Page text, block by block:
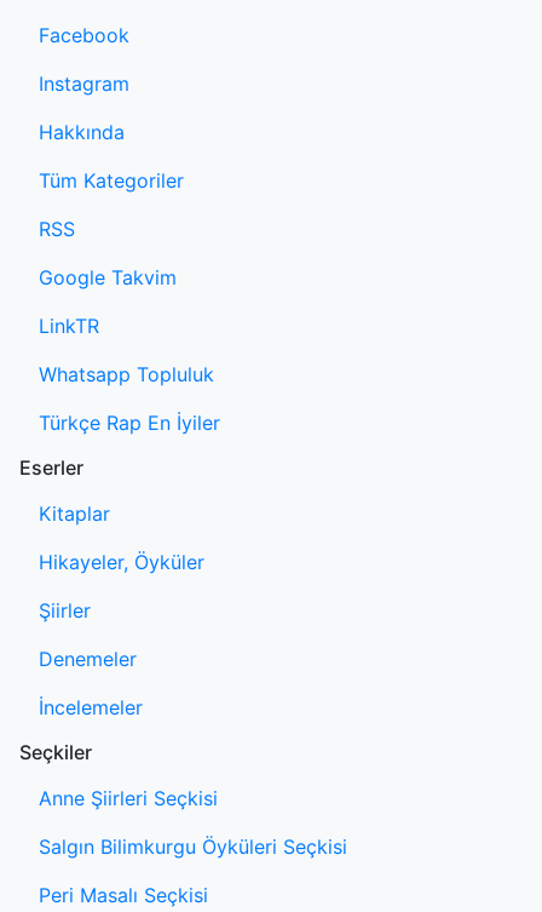
Facebook
Instagram
Hakkında
Tüm Kategoriler
RSS
Google Takvim
LinkTR
Whatsapp Topluluk
Türkçe Rap En İyiler
Eserler
Kitaplar
Hikayeler, Öyküler
Şiirler
Denemeler
İncelemeler
Seçkiler
Anne Şiirleri Seçkisi
Salgın Bilimkurgu Öyküleri Seçkisi
Peri Masalı Seçkisi